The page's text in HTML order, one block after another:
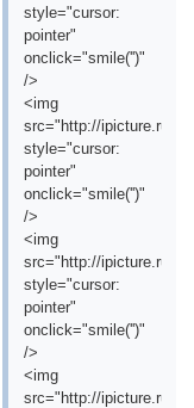
style="cursor:
pointer"
onclick="smile('')"
/>
<img
src="http://ipicture.ru/
style="cursor:
pointer"
onclick="smile('')"
/>
<img
src="http://ipicture.ru/
style="cursor:
pointer"
onclick="smile('')"
/>
<img
src="http://ipicture.ru/